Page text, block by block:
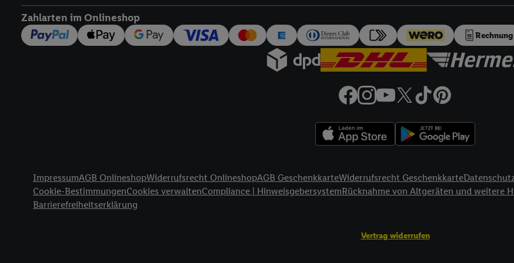
Zahlarten im Onlineshop
Rechnung
ImpressumAGB OnlineshopWiderrufsrecht OnlineshopAGB GeschenkkarteWiderrufsrecht Geschenkkarte
Cookie-BestimmungenCookies verwaltenCompliance | HinweisgebersystemRücknahme von Altgeräten und weitere
Barrierefreiheitserklärung
Vertrag widerrufen
widerrufen - jederzeit auch überdas Datenschutzportal von Utiq („consenthub“)oder über
die Lidl-Dienste) widerrufen. Weitere Informationen finden Sie in den
Durch einen Klick auf „Ablehnen“ können Sie nur den Einsatz notwendiger Techniken zulassen.
„Zustimmen“ stimmen Sie allen Verarbeitungen zu sämtlichen vorgenannten Zwecken unter
jederzeit mit Wirkung für die Zukunft zu widerrufen, finden Sie in unseren
Unter „Anpassen“ können Sie einzelne Verwendungszwecke oder Partner
Gewährleistung der Sicherheit, Verhinderung und Aufdeckung von Betrug und
Verknüpfung verschiedener Endgeräte, Identifikation von Geräten anhand automatisch
Messung des Erfolgs von Werbekampagnen durch TTD und Nutzung der
Zugriff auf Informationen auf einem Endgerät. Entwicklung und Verbesserung der